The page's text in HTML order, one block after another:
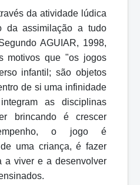
da atividade lúdica
da assimilação a tudo
AGUIAR, 1998,
motivos que "os jogos
infantil; são objetos
de si uma infinidade
as disciplinas
brincando é crescer
o jogo é
uma criança, é fazer
a viver e a desenvolver